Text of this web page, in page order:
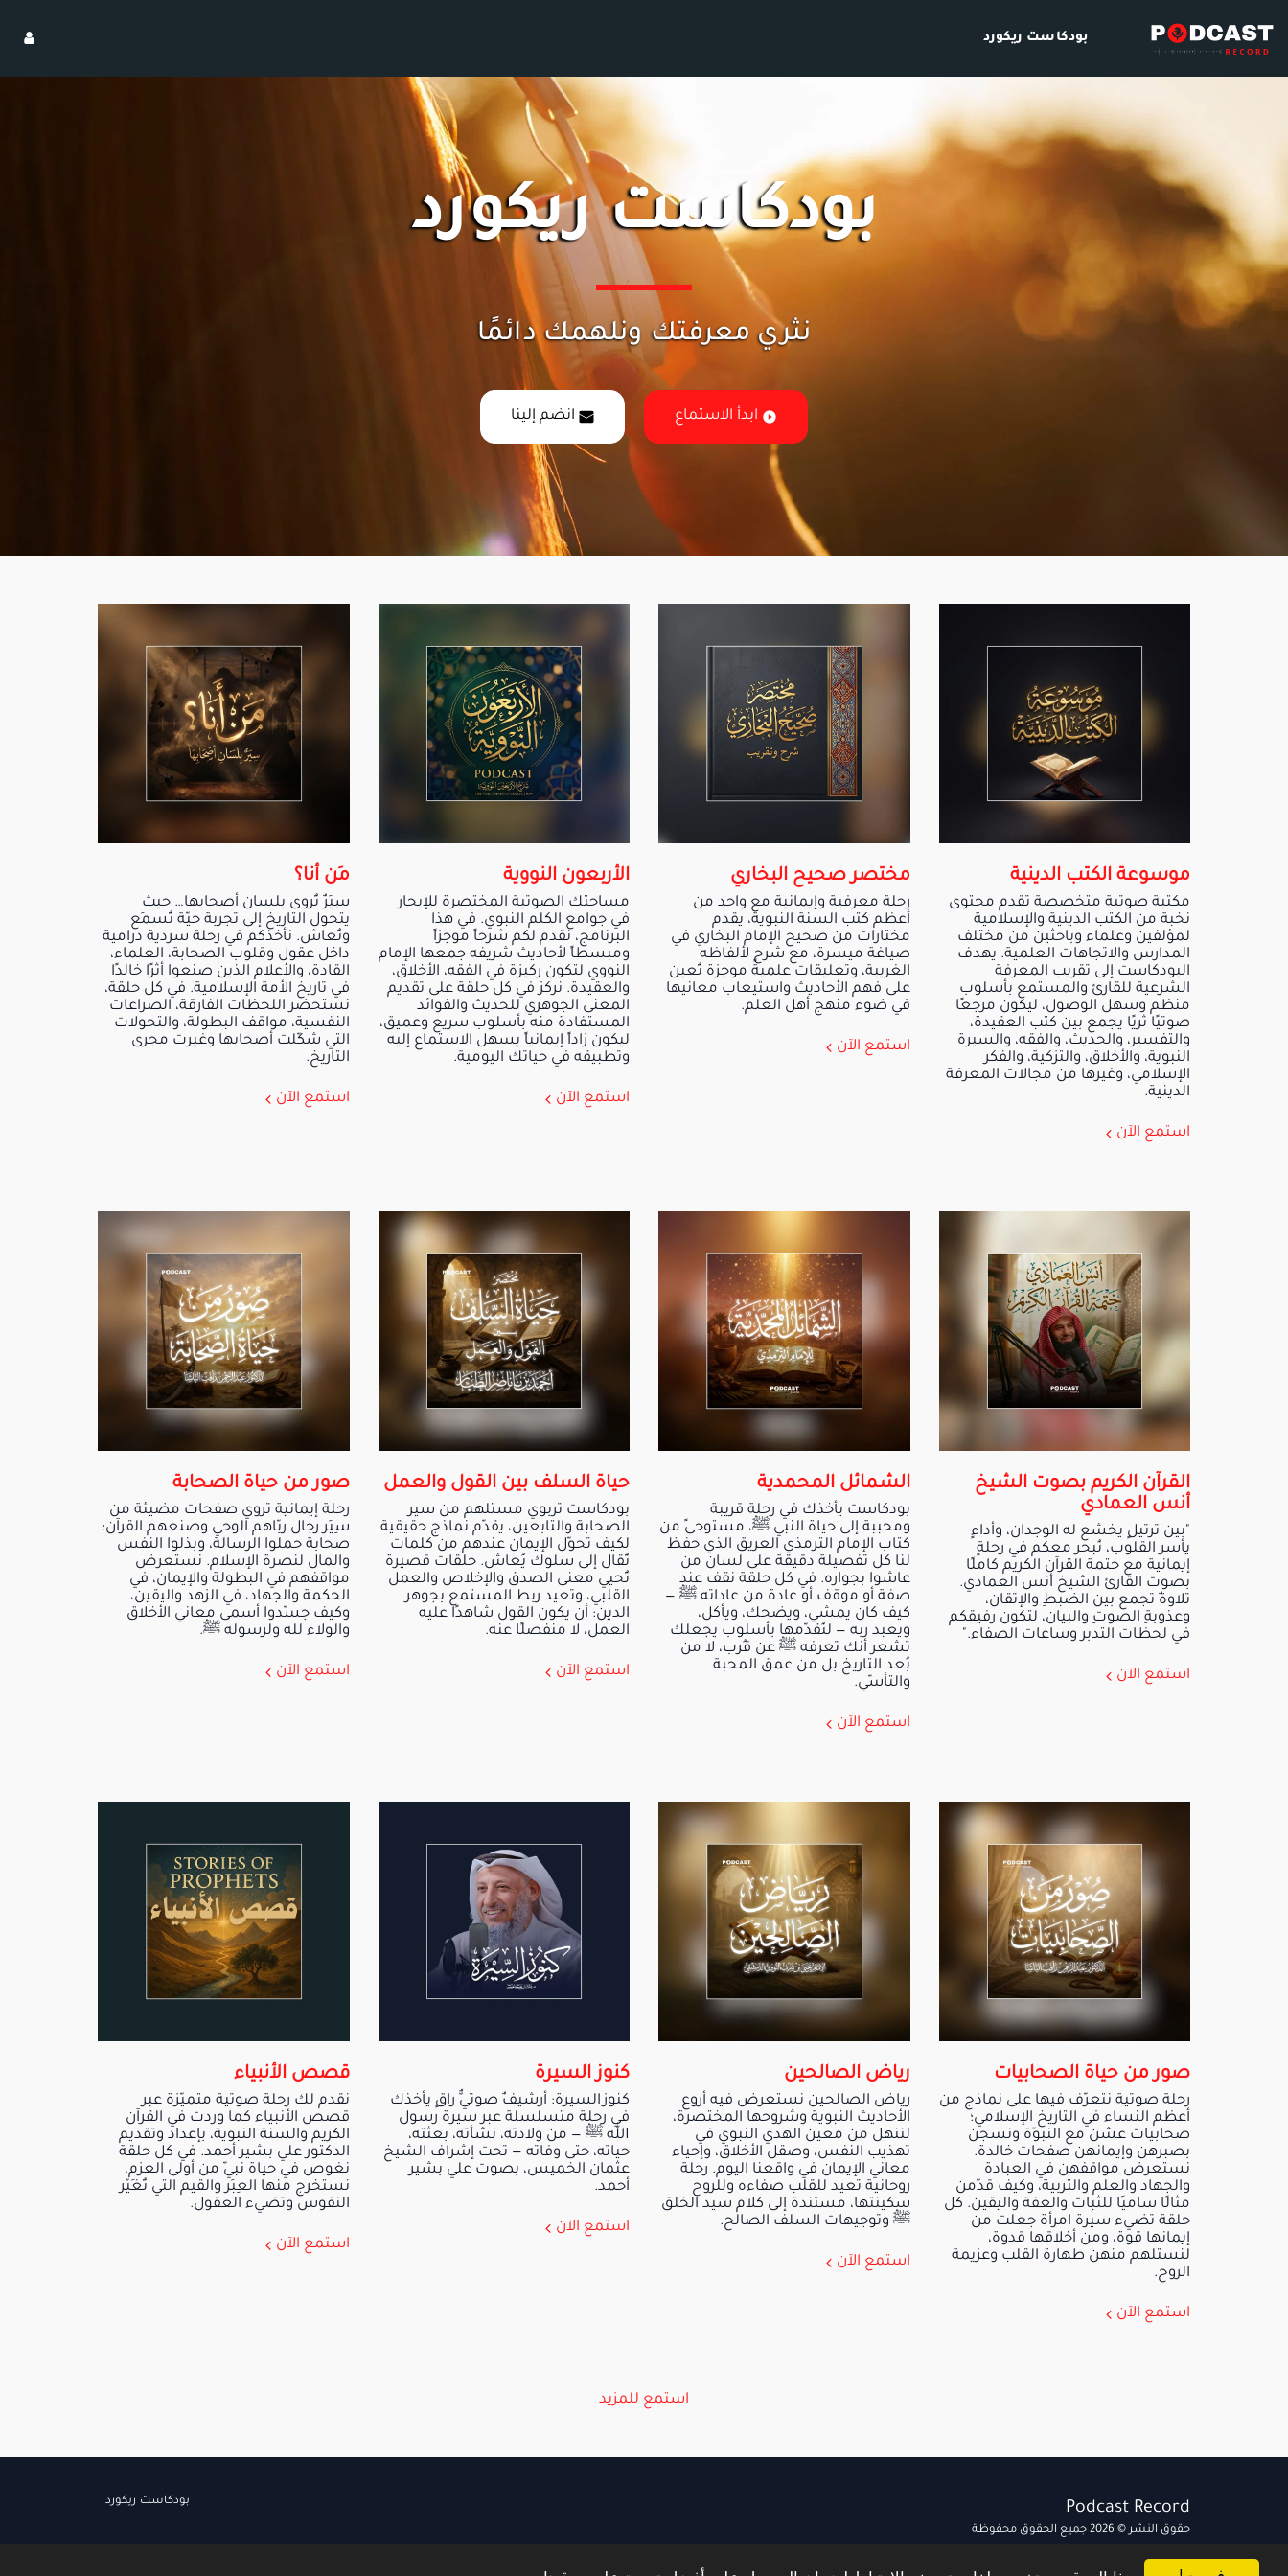
بودكاست ريكورد
بودكاست ريكورد
نثري معرفتك ونلهمك دائمًا
ابدأ الاستماع انضم إلينا
موسوعة الكتب الدينية
مكتبة صوتية متخصصة تقدم محتوى
نخبة من الكتب الدينية والإسلامية
لمؤلفين وعلماء وباحثين من مختلف
المدارس والاتجاهات العلمية. يهدف
البودكاست إلى تقريب المعرفة
الشرعية للقارئ والمستمع بأسلوب
منظم وسهل الوصول، ليكون مرجعًا
صوتيًا ثريًا يجمع بين كتب العقيدة،
والتفسير، والحديث، والفقه، والسيرة
النبوية، والأخلاق، والتزكية، والفكر
الإسلامي، وغيرها من مجالات المعرفة
الدينية.
استمع الآن
مختصر صحيح البخاري
رحلة معرفية وإيمانية مع واحد من
أعظم كتب السنة النبوية، يقدم
مختارات من صحيح الإمام البخاري في
صياغة ميسرة، مع شرحٍ لألفاظه
الغريبة، وتعليقات علمية موجزة تُعين
على فهم الأحاديث واستيعاب معانيها
في ضوء منهج أهل العلم.
استمع الآن
الأربعون النووية
مساحتك الصوتية المختصرة للإبحار
في جوامع الكلم النبوي. في هذا
البرنامج، نقدم لكم شرحاً موجزاً
ومبسطاً لأحاديث شريفه جمعها الإمام
النووي لتكون ركيزة في الفقه، الأخلاق،
والعقيدة. نركز في كل حلقة على تقديم
المعنى الجوهري للحديث والفوائد
المستفادة منه بأسلوب سريع وعميق،
ليكون زاداً إيمانياً يسهل الاستماع إليه
وتطبيقه في حياتك اليومية.
استمع الآن
مَن أنا؟
سِيَرٌ تُروى بلسان أصحابها… حيث
يتحول التاريخ إلى تجربة حيّة تُسمَع
وتُعاش. نأخذكم في رحلة سردية درامية
داخل عقول وقلوب الصحابة، العلماء،
القادة، والأعلام الذين صنعوا أثرًا خالدًا
في تاريخ الأمة الإسلامية. في كل حلقة،
نستحضر اللحظات الفارقة، الصراعات
النفسية، مواقف البطولة، والتحولات
التي شكّلت أصحابها وغيرت مجرى
التاريخ.
استمع الآن
القرآن الكريم بصوت الشيخ
أنس العمادي
"بين ترتيلٍ يخشع له الوجدان، وأداءٍ
يأسر القلوب، نُبحر معكم في رحلةٍ
إيمانية مع ختمة القرآن الكريم كاملًا
بصوت القارئ الشيخ أنس العمادي.
تلاوةٌ تجمع بين الضبطِ والإتقان،
وعذوبةِ الصوتِ والبيان، لتكون رفيقكم
في لحظات التدبر وساعات الصفاء."
استمع الآن
الشمائل المحمدية
بودكاست يأخذك في رحلة قريبة
ومحببة إلى حياة النبي ﷺ، مستوحىً من
كتاب الإمام الترمذي العريق الذي حفظ
لنا كل تفصيلة دقيقة على لسان من
عاشوا بجواره. في كل حلقة نقف عند
صفة أو موقف أو عادة من عاداته ﷺ —
كيف كان يمشي، ويضحك، ويأكل،
ويعبد ربه — لنُقدّمها بأسلوب يجعلك
تشعر أنك تعرفه ﷺ عن قُرب، لا من
بُعد التاريخ بل من عمق المحبة
والتأسّي.
استمع الآن
حياة السلف بين القول والعمل
بودكاست تربوي مستلهم من سير
الصحابة والتابعين، يقدّم نماذج حقيقية
لكيف تحوّل الإيمان عندهم من كلمات
تُقال إلى سلوك يُعاش. حلقات قصيرة
تُحيي معنى الصدق والإخلاص والعمل
القلبي، وتعيد ربط المستمع بجوهر
الدين: أن يكون القول شاهدًا عليه
العمل، لا منفصلًا عنه.
استمع الآن
صور من حياة الصحابة
رحلة إيمانية تروي صفحات مضيئة من
سِيَر رجال ربّاهم الوحي وصنعهم القرآن؛
صحابة حملوا الرسالة، وبذلوا النفس
والمال لنصرة الإسلام. نستعرض
مواقفهم في البطولة والإيمان، في
الحكمة والجهاد، في الزهد واليقين،
وكيف جسّدوا أسمى معاني الأخلاق
والولاء لله ولرسوله ﷺ.
استمع الآن
صور من حياة الصحابيات
رحلة صوتية نتعرّف فيها على نماذج من
أعظم النساء في التاريخ الإسلامي؛
صحابيات عشن مع النبوّة ونسجن
بصبرهن وإيمانهن صفحات خالدة.
نستعرض مواقفهن في العبادة
والجهاد والعلم والتربية، وكيف قدّمن
مثالًا ساميًا للثبات والعفة واليقين. كل
حلقة تضيء سيرة امرأة جعلت من
إيمانها قوة، ومن أخلاقها قدوة،
لنستلهم منهن طهارة القلب وعزيمة
الروح.
استمع الآن
رياض الصالحين
رياض الصالحين نستعرض فيه أروع
الأحاديث النبوية وشروحها المختصرة،
لننهل من معين الهدي النبوي في
تهذيب النفس، وصقل الأخلاق، وإحياء
معاني الإيمان في واقعنا اليوم. رحلة
روحانية تعيد للقلب صفاءه وللروح
سكينتها، مستندة إلى كلام سيد الخلق
ﷺ وتوجيهات السلف الصالح.
استمع الآن
كنوز السيرة
كنوز السيرة: أرشيفٌ صوتيٌّ راقٍ يأخذك
في رحلة متسلسلة عبر سيرة رسول
الله ﷺ — من ولادته، نشأته، بعثته،
حياته، حتى وفاته — تحت إشراف الشيخ
عثمان الخميس، بصوت علي بشير
أحمد.
استمع الآن
قصص الأنبياء
نقدم لك رحلة صوتية متميّزة عبر
قصص الأنبياء كما وردت في القرآن
الكريم والسنة النبوية، بإعداد وتقديم
الدكتور علي بشير أحمد. في كل حلقة
نغوص في حياة نبيّ من أولى العزم،
نستخرج منها العِبَر والقيم التي تُغَيّر
النفوس وتضيء العقول.
استمع الآن
استمع للمزيد
Podcast Record
حقوق النشر © 2026 جميع الحقوق محفوظة
بودكاست ريكورد